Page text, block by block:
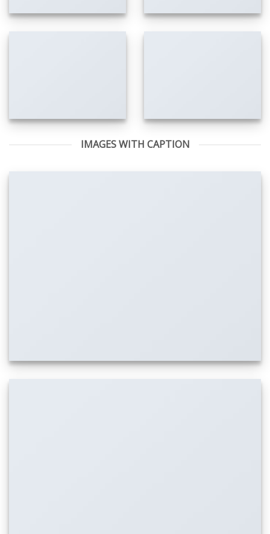
IMAGES WITH CAPTION